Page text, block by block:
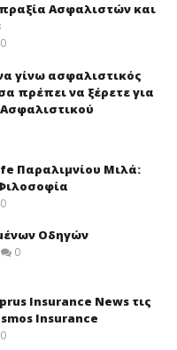
Ασφαλιστών και
0
γίνω ασφαλιστικός
πρέπει να ξέρετε για
Παραλιμνίου Μιλά:
0
Οδηγών
0
Insurance News τις
Insurance
0